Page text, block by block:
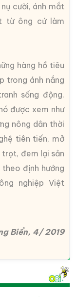
cười, ánh mắt
từ ông cứ làm
hàng hồ tiêu
trong ánh nắng
sống động.
được xem như
nông dân thời
tiên tiến, mở
đem lại sản
định hướng
nghiệp Việt
Biển, 4/ 2019